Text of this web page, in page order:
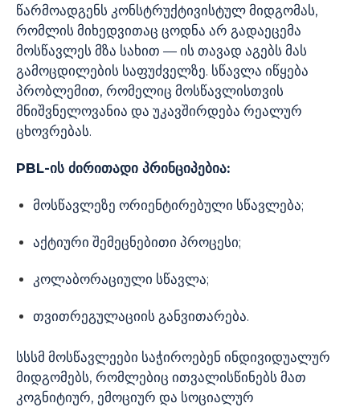
წარმოადგენს კონსტრუქტივისტულ მიდგომას,
რომლის მიხედვითაც ცოდნა არ გადაეცემა
მოსწავლეს მზა სახით — ის თავად აგებს მას
გამოცდილების საფუძველზე. სწავლა იწყება
პრობლემით, რომელიც მოსწავლისთვის
მნიშვნელოვანია და უკავშირდება რეალურ
ცხოვრებას.
PBL-ის ძირითადი პრინციპებია:
მოსწავლეზე ორიენტირებული სწავლება;
აქტიური შემეცნებითი პროცესი;
კოლაბორაციული სწავლა;
თვითრეგულაციის განვითარება.
სსსმ მოსწავლეები საჭიროებენ ინდივიდუალურ
მიდგომებს, რომლებიც ითვალისწინებს მათ
კოგნიტიურ, ემოციურ და სოციალურ